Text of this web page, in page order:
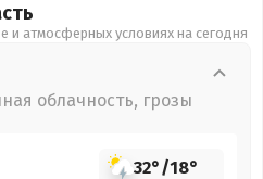
и атмосферных условиях на сегодня
облачность, грозы
32°/18°